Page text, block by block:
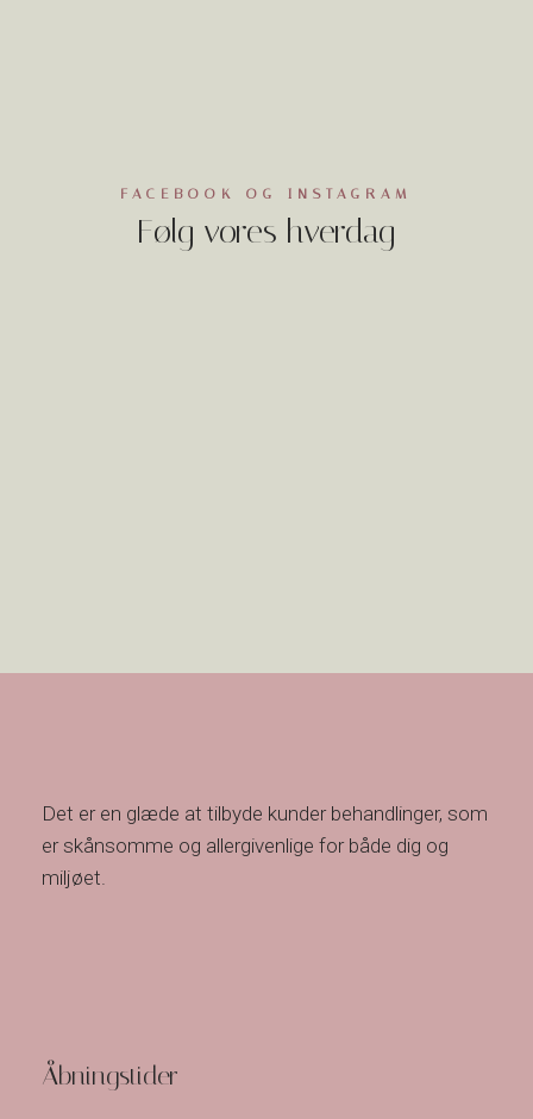
FACEBOOK OG INSTAGRAM
Følg vores hverdag
Det er en glæde at tilbyde kunder behandlinger, som
er skånsomme og allergivenlige for både dig og
miljøet.
Åbningstider